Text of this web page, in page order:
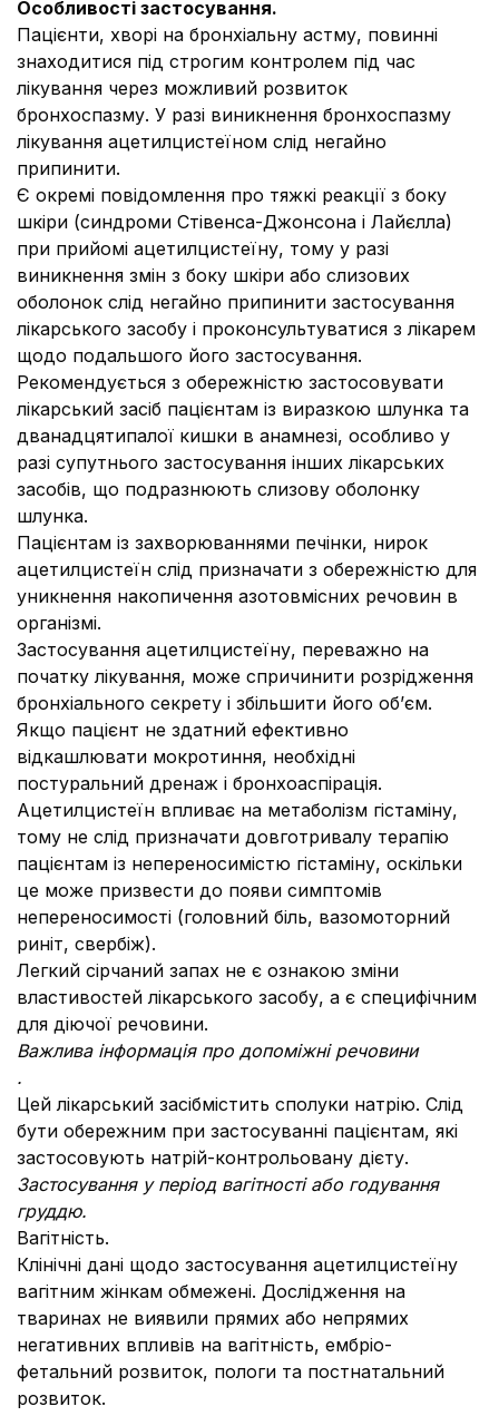
Особливості застосування.
Пацієнти, хворi на бронхіальну астму, повинні
знаходитися під строгим контролем під час
лікування через можливий розвиток
бронхоспазму. У разі виникнення бронхоспазму
лікування ацетилцистеїном слід негайно
припинити.
Є окремі повідомлення про тяжкі реакції з боку
шкіри (синдроми Стівенса-Джонсона і Лайєлла)
при прийомі ацетилцистеїну, тому у разі
виникнення змін з боку шкіри або слизових
оболонок слід негайно припинити застосування
лікарського засобу і проконсультуватися з лікарем
щодо подальшого його застосування.
Рекомендується з обережністю застосовувати
лікарський засіб пацієнтам із виразкою шлунка та
дванадцятипалої кишки в анамнезі, особливо у
разі супутнього застосування інших лікарських
засобів, що подразнюють слизову оболонку
шлунка.
Пацієнтам із захворюваннями печінки, нирок
ацетилцистеїн слід призначати з обережністю для
уникнення накопичення азотовмісних речовин в
організмі.
Застосування ацетилцистеїну, переважно на
початку лікування, може спричинити розрідження
бронхіального секрету і збільшити його об’єм.
Якщо пацієнт не здатний ефективно
відкашлювати мокротиння, необхідні
постуральний дренаж і бронхоаспірація.
Ацетилцистеїн впливає на метаболізм гістаміну,
тому не слід призначати довготривалу терапію
пацієнтам із непереносимістю гістаміну, оскільки
це може призвести до появи симптомів
непереносимості (головний біль, вазомоторний
риніт, свербіж).
Легкий сірчаний запах не є ознакою зміни
властивостей лікарського засобу, а є специфічним
для дiючої речовини.
Важлива інформація про допоміжні речовини
.
Цей лікарський засібмістить сполуки натрію. Слід
бути обережним при застосуванні пацієнтам, які
застосовують натрій-контрольовану дієту.
Застосування у період вагітності або годування
груддю.
Вагітність.
Клінічні дані щодо застосування ацетилцистеїну
вагітним жінкам обмежені. Дослідження на
тваринах не виявили прямих або непрямих
негативних впливів на вагітність, ембріо-
фетальний розвиток, пологи та постнатальний
розвиток.